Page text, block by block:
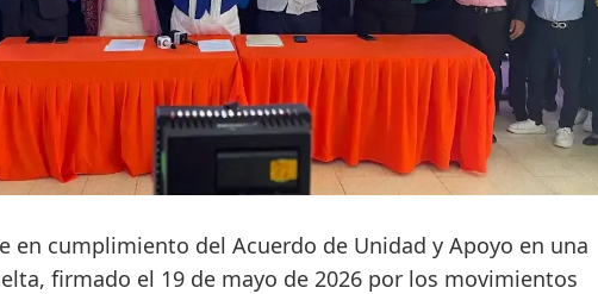
en cumplimiento del Acuerdo de Unidad y Apoyo en una
firmado el 19 de mayo de 2026 por los movimientos